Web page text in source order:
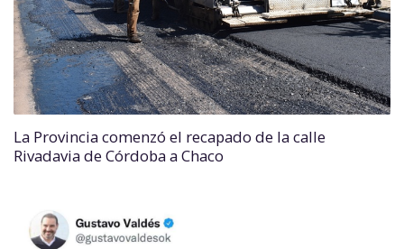
La Provincia comenzó el recapado de la calle
Rivadavia de Córdoba a Chaco